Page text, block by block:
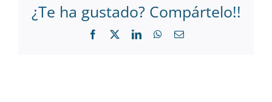
¿Te ha gustado? Compártelo!!
Facebook LinkedInWhatsApp
Correo